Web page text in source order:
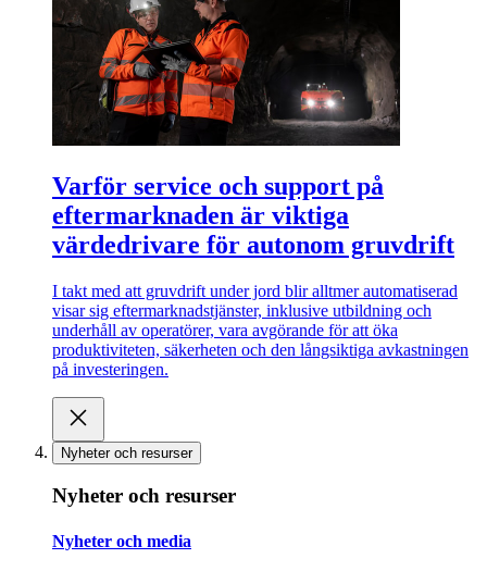
Varför service och support på
eftermarknaden är viktiga
värdedrivare för autonom gruvdrift
I takt med att gruvdrift under jord blir alltmer automatiserad
visar sig eftermarknadstjänster, inklusive utbildning och
underhåll av operatörer, vara avgörande för att öka
produktiviteten, säkerheten och den långsiktiga avkastningen
på investeringen.
Nyheter och resurser
Nyheter och resurser
Nyheter och media